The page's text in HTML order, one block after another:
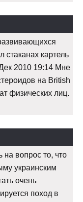
стаканах картель
2010 19:14 Мне
на British
физических лиц.
на вопрос то, что
украинским
очень
поход в